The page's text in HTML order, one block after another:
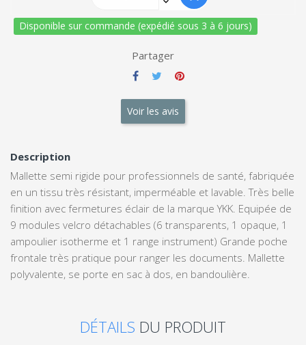
Disponible sur commande (expédié sous 3 à 6 jours)
Partager
Voir les avis
Description
Mallette semi rigide pour professionnels de santé, fabriquée
en un tissu très résistant, imperméable et lavable. Très belle
finition avec fermetures éclair de la marque YKK. Equipée de
9 modules velcro détachables (6 transparents, 1 opaque, 1
ampoulier isotherme et 1 range instrument) Grande poche
frontale très pratique pour ranger les documents. Mallette
polyvalente, se porte en sac à dos, en bandoulière.
DÉTAILS DU PRODUIT